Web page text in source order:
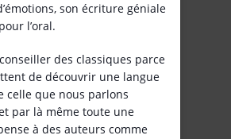
son écriture géniale
l’oral.
conseiller des classiques parce
de découvrir une langue
celle que nous parlons
par là même toute une
à des auteurs comme